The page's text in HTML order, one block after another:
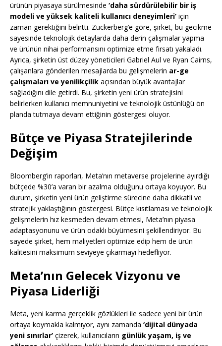
ürünün piyasaya sürülmesinde ‘daha sürdürülebilir bir iş
modeli ve yüksek kaliteli kullanıcı deneyimleri’ için
zaman gerektiğini belirtti. Zuckerberg’e göre, şirket, bu gecikme
sayesinde teknolojik detaylarda daha derin çalışmalar yapma
ve ürünün nihai performansını optimize etme fırsatı yakaladı.
Ayrıca, şirketin üst düzey yöneticileri Gabriel Aul ve Ryan Cairns,
çalışanlara gönderilen mesajlarda bu gelişmelerin ar-ge
çalışmaları ve yenilikçilik açısından büyük avantajlar
sağladığını dile getirdi. Bu, şirketin yeni ürün stratejisini
belirlerken kullanıcı memnuniyetini ve teknolojik üstünlüğü ön
planda tutmaya devam ettiğinin göstergesi oluyor.
Bütçe ve Piyasa Stratejilerinde
Değişim
Bloomberg’in raporları, Meta’nın metaverse projelerine ayırdığı
bütçede %30’a varan bir azalma olduğunu ortaya koyuyor. Bu
durum, şirketin yeni ürün geliştirme sürecine daha dikkatli ve
stratejik yaklaştığının göstergesi. Bütçe kısıtlaması ve teknolojik
gelişmelerin hız kesmeden devam etmesi, Meta’nın piyasa
adaptasyonunu ve ürün odaklı büyümesini şekillendiriyor. Bu
sayede şirket, hem maliyetleri optimize edip hem de ürün
kalitesini maksimum seviyeye çıkarmayı hedefliyor.
Meta’nın Gelecek Vizyonu ve
Piyasa Liderliği
Meta, yeni karma gerçeklik gözlükleri ile sadece yeni bir ürün
ortaya koymakla kalmıyor, aynı zamanda ‘dijital dünyada
yeni sınırlar’ çizerek, kullanıcıların günlük yaşam, iş ve